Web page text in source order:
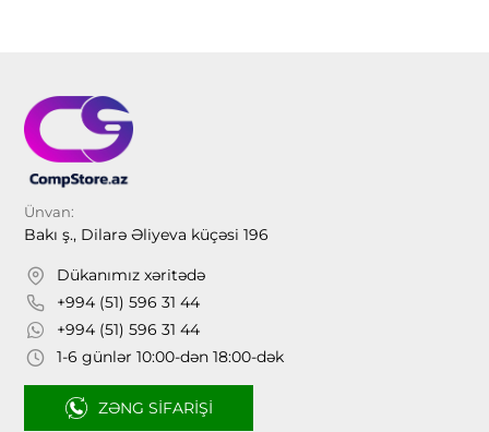
Ünvan:
Bakı ş., Dilarə Əliyeva küçəsi 196
Dükanımız xəritədə
+994 (51) 596 31 44
+994 (51) 596 31 44
1-6 günlər 10:00-dən 18:00-dək
ZƏNG SIFARIŞI